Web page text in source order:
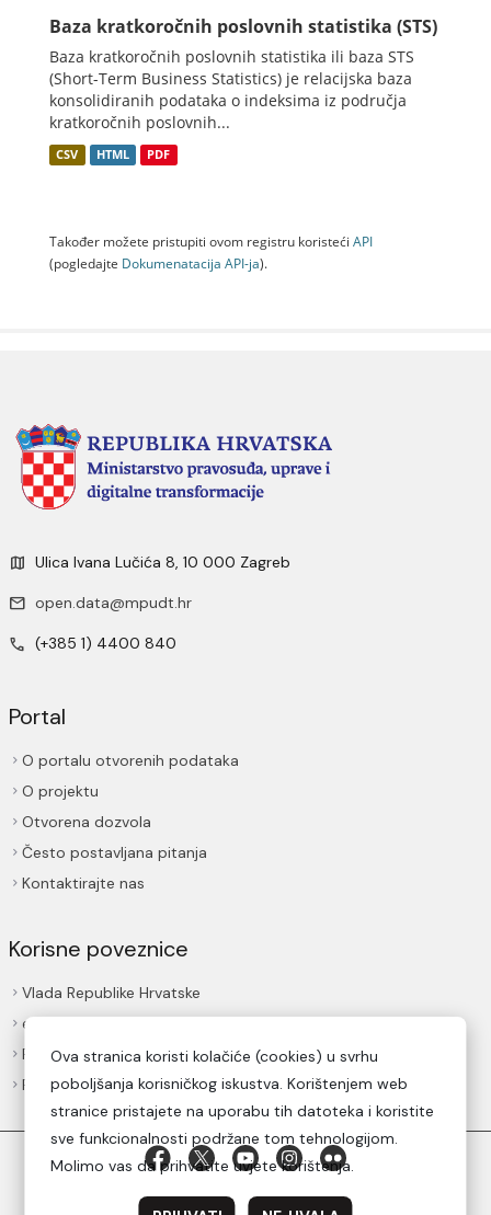
Baza kratkoročnih poslovnih statistika (STS)
Baza kratkoročnih poslovnih statistika ili baza STS
(Short-Term Business Statistics) je relacijska baza
konsolidiranih podataka o indeksima iz područja
kratkoročnih poslovnih...
CSV HTML PDF
Također možete pristupiti ovom registru koristeći API
(pogledajte Dokumenаtаcijа API-jа).